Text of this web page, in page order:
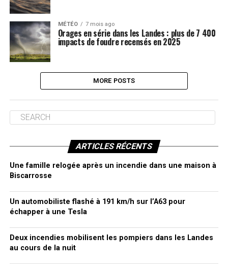
MÉTÉO 7 mois ago
Orages en série dans les Landes : plus de 7 400
impacts de foudre recensés en 2025
MORE POSTS
ARTICLES RÉCENTS
Une famille relogée après un incendie dans une maison à
Biscarrosse
Un automobiliste flashé à 191 km/h sur l’A63 pour
échapper à une Tesla
Deux incendies mobilisent les pompiers dans les Landes
au cours de la nuit